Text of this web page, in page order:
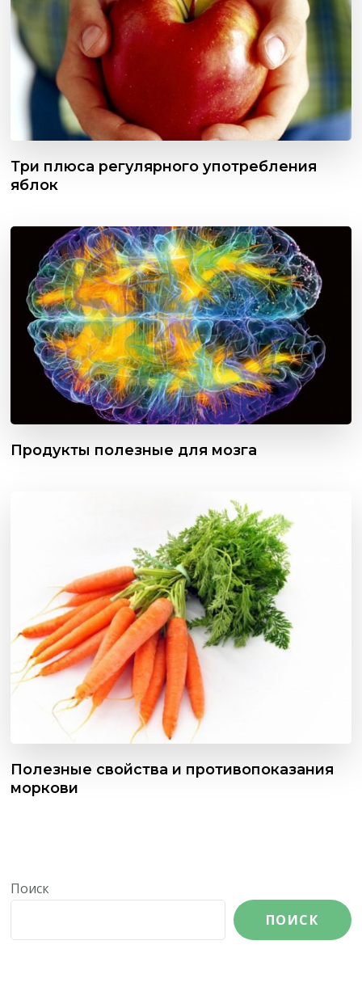
Три плюса регулярного употребления
яблок
Продукты полезные для мозга
Полезные свойства и противопоказания
моркови
Поиск
ПОИСК